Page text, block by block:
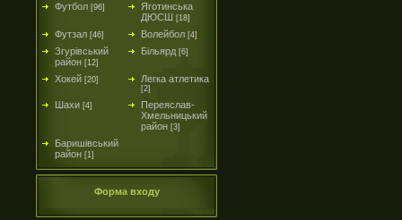
Футбол [96]
Яготинська
ДЮСШ [18]
Футзал [46] Волейбол [4]
Згурівський
район [12]
Більярд [6]
Хокей [20] Легка атлетика
[2]
Шахи [4]
Переяслав-
Хмельницький
район [3]
Баришівський
район [1]
Форма входу